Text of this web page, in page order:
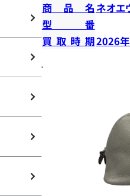
商品名 ネオエ
型番
買取時期2026